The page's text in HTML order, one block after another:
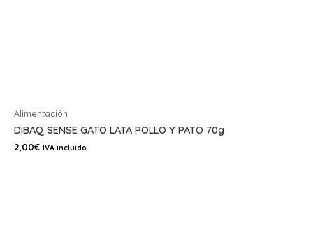
Alimentación
DIBAQ SENSE GATO LATA POLLO Y PATO 70g
2,00€ IVA incluido